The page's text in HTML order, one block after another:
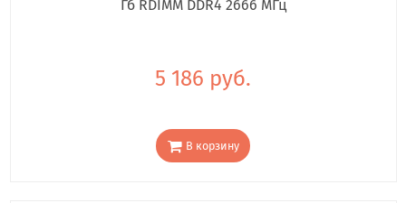
Гб RDIMM DDR4 2666 МГц
5 186 руб.
В корзину